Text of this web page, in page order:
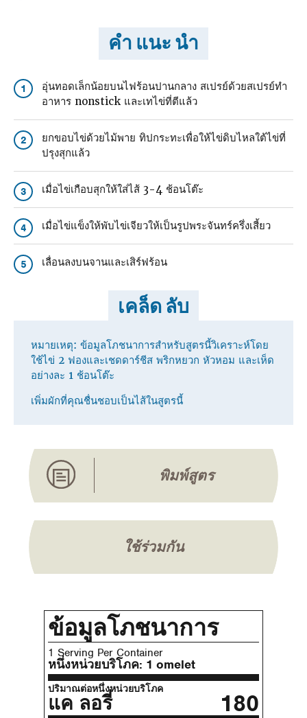
คำ แนะ นำ
1
อุ่นทอดเล็กน้อยบนไฟร้อนปานกลาง สเปรย์ด้วยสเปรย์ทํา
อาหาร nonstick และเทไข่ที่ตีแล้ว
2
ยกขอบไข่ด้วยไม้พาย ทิปกระทะเพื่อให้ไข่ดิบไหลใต้ไข่ที่
ปรุงสุกแล้ว
3 เมื่อไข่เกือบสุกให้ใส่ไส้ 3-4 ช้อนโต๊ะ
4 เมื่อไข่แข็งให้พับไข่เจียวให้เป็นรูปพระจันทร์ครึ่งเสี้ยว
5 เลื่อนลงบนจานและเสิร์ฟร้อน
เคล็ด ลับ
หมายเหตุ: ข้อมูลโภชนาการสําหรับสูตรนี้วิเคราะห์โดย
ใช้ไข่ 2 ฟองและเชดดาร์ชีส พริกหยวก หัวหอม และเห็ด
อย่างละ 1 ช้อนโต๊ะ
เพิ่มผักที่คุณชื่นชอบเป็นไส้ในสูตรนี้
พิมพ์สูตร
ใช้ร่วมกัน
ข้อมูลโภชนาการ
1 Serving Per Container
หนึ่งหน่วยบริโภค: 1 omelet
ปริมาณต่อหนึ่งหน่วยบริโภค
แค ลอรี่ 180